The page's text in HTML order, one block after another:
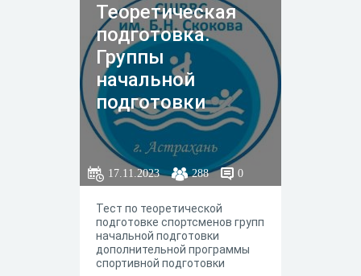
Теоретическая
подготовка.
Группы
начальной
подготовки
17.11.2023 288 0
Тест по теоретической
подготовке спортсменов групп
начальной подготовки
дополнительной программы
спортивной подготовки